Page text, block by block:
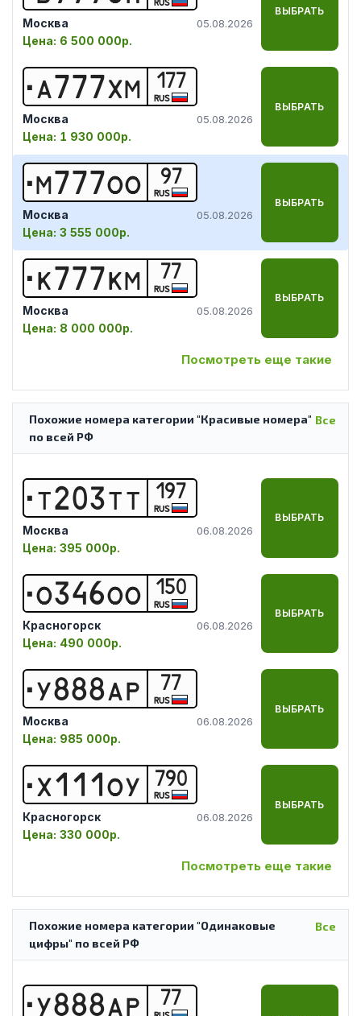
Москва 05.08.2026
Цена: 6 500 000р.
ВЫБРАТЬ
А777ХМ 177
RUS
Москва 05.08.2026
Цена: 1 930 000р.
ВЫБРАТЬ
М777ОО 97
RUS
Москва 05.08.2026
Цена: 3 555 000р.
ВЫБРАТЬ
К777КМ 77
RUS
Москва 05.08.2026
Цена: 8 000 000р.
ВЫБРАТЬ
Посмотреть еще такие
Все
Похожие номера категории "Красивые номера"
по всей РФ
Т203ТТ 197
RUS
Москва 06.08.2026
Цена: 395 000р.
ВЫБРАТЬ
О346ОО 150
RUS
Красногорск 06.08.2026
Цена: 490 000р.
ВЫБРАТЬ
У888А Р 77
RUS
Москва 06.08.2026
Цена: 985 000р.
ВЫБРАТЬ
Х1 1 1 ОУ 790
RUS
Красногорск 06.08.2026
Цена: 330 000р.
ВЫБРАТЬ
Посмотреть еще такие
Все
Похожие номера категории "Одинаковые
цифры" по всей РФ
У888А Р 77
RUS